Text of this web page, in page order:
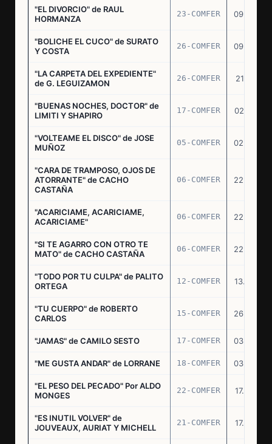
"EL DIVORCIO" de RAUL
HORMANZA
23-COMFER 09.09.75
"BOLICHE EL CUCO" de SURATO
Y COSTA
26-COMFER 09.09.75
"LA CARPETA DEL EXPEDIENTE"
de G. LEGUIZAMON
26-COMFER 21.10.75
"BUENAS NOCHES, DOCTOR" de
LIMITI Y SHAPIRO
17-COMFER 02.01.76
"VOLTEAME EL DISCO" de JOSE
MUÑOZ
05-COMFER 02.02.76
"CARA DE TRAMPOSO, OJOS DE
ATORRANTE" de CACHO
CASTAÑA
06-COMFER 22.04.76
"ACARICIAME, ACARICIAME,
ACARICIAME"
06-COMFER 22.04.76
"SI TE AGARRO CON OTRO TE
MATO" de CACHO CASTAÑA
06-COMFER 22.04.76
"TODO POR TU CULPA" de PALITO
ORTEGA
12-COMFER 13.05.76
"TU CUERPO" de ROBERTO
CARLOS
15-COMFER 26.05.76
"JAMAS" de CAMILO SESTO 17-COMFER 03.06.76
"ME GUSTA ANDAR" de LORRANE 18-COMFER 03.06.76
"EL PESO DEL PECADO" Por ALDO
MONGES
22-COMFER 17.06.76
"ES INUTIL VOLVER" de
JOUVEAUX, AURIAT Y MICHELL
21-COMFER 17.06.76